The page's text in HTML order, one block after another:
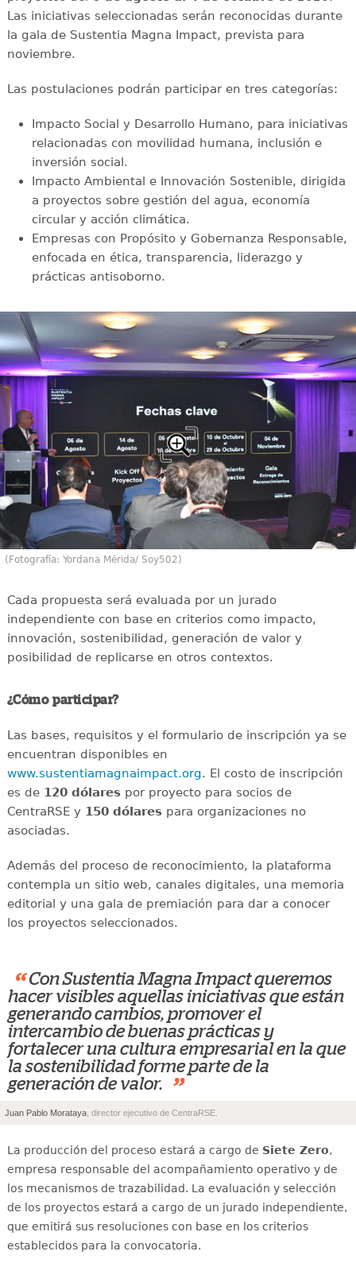
Las iniciativas seleccionadas serán reconocidas durante
la gala de Sustentia Magna Impact, prevista para
noviembre.
Las postulaciones podrán participar en tres categorías:
Impacto Social y Desarrollo Humano, para iniciativas
relacionadas con movilidad humana, inclusión e
inversión social.
Impacto Ambiental e Innovación Sostenible, dirigida
a proyectos sobre gestión del agua, economía
circular y acción climática.
Empresas con Propósito y Gobernanza Responsable,
enfocada en ética, transparencia, liderazgo y
prácticas antisoborno.
(Fotografía: Yordana Mérida/ Soy502)
Cada propuesta será evaluada por un jurado
independiente con base en criterios como impacto,
innovación, sostenibilidad, generación de valor y
posibilidad de replicarse en otros contextos.
¿Cómo participar?
Las bases, requisitos y el formulario de inscripción ya se
encuentran disponibles en
www.sustentiamagnaimpact.org. El costo de inscripción
es de 120 dólarespor proyecto para socios de
CentraRSE y 150 dólarespara organizaciones no
asociadas.
Además del proceso de reconocimiento, la plataforma
contempla un sitio web, canales digitales, una memoria
editorial y una gala de premiación para dar a conocer
los proyectos seleccionados.
“ Con Sustentia Magna Impact queremos
hacer visibles aquellas iniciativas que están
generando cambios, promover el
intercambio de buenas prácticas y
fortalecer una cultura empresarial en la que
la sostenibilidad forme parte de la
generación de valor.
”
Juan Pablo Morataya , director ejecutivo de CentraRSE.
La producción del proceso estará a cargo de Siete Zero,
empresa responsable del acompañamiento operativo y de
los mecanismos de trazabilidad. La evaluación y selección
de los proyectos estará a cargo de un jurado independiente,
que emitirá sus resoluciones con base en los criterios
establecidos para la convocatoria.